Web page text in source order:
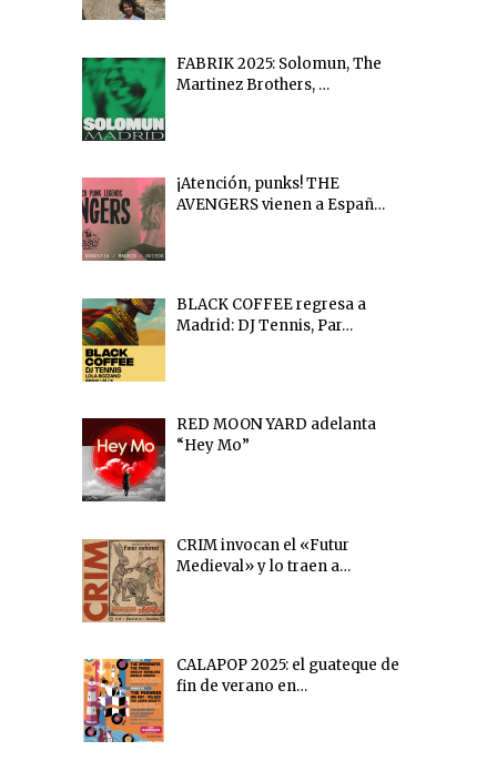
FABRIK 2025: Solomun, The
Martinez Brothers, …
¡Atención, punks! THE
AVENGERS vienen a Españ…
BLACK COFFEE regresa a
Madrid: DJ Tennis, Par…
RED MOON YARD adelanta
“Hey Mo”
CRIM invocan el «Futur
Medieval» y lo traen a…
CALAPOP 2025: el guateque de
fin de verano en…